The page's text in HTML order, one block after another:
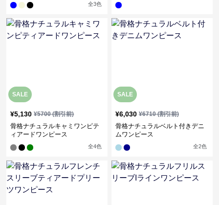
全3色
SALE
¥5,130 ¥5700(割引前)
骨格ナチュラルキャミワンピテ
ィアードワンピース
全4色
SALE
¥6,030 ¥6710(割引前)
骨格ナチュラルベルト付きデニ
ムワンピース
全2色